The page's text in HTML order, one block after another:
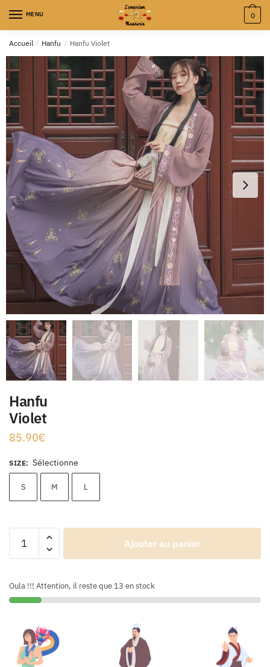
MENU 0
Accueil / Hanfu / Hanfu Violet
Hanfu
Violet
85.90€
SIZE: Sélectionne
S M L
Ajouter au panier
Oula !!! Attention, il reste que 13 en stock